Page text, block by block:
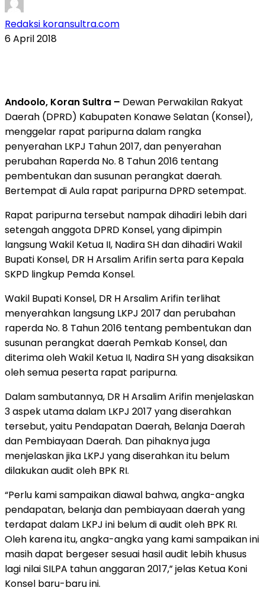
Redaksi koransultra.com
6 April 2018
Andoolo, Koran Sultra – Dewan Perwakilan Rakyat
Daerah (DPRD) Kabupaten Konawe Selatan (Konsel),
menggelar rapat paripurna dalam rangka
penyerahan LKPJ Tahun 2017, dan penyerahan
perubahan Raperda No. 8 Tahun 2016 tentang
pembentukan dan susunan perangkat daerah.
Bertempat di Aula rapat paripurna DPRD setempat.
Rapat paripurna tersebut nampak dihadiri lebih dari
setengah anggota DPRD Konsel, yang dipimpin
langsung Wakil Ketua II, Nadira SH dan dihadiri Wakil
Bupati Konsel, DR H Arsalim Arifin serta para Kepala
SKPD lingkup Pemda Konsel.
Wakil Bupati Konsel, DR H Arsalim Arifin terlihat
menyerahkan langsung LKPJ 2017 dan perubahan
raperda No. 8 Tahun 2016 tentang pembentukan dan
susunan perangkat daerah Pemkab Konsel, dan
diterima oleh Wakil Ketua II, Nadira SH yang disaksikan
oleh semua peserta rapat paripurna.
Dalam sambutannya, DR H Arsalim Arifin menjelaskan
3 aspek utama dalam LKPJ 2017 yang diserahkan
tersebut, yaitu Pendapatan Daerah, Belanja Daerah
dan Pembiayaan Daerah. Dan pihaknya juga
menjelaskan jika LKPJ yang diserahkan itu belum
dilakukan audit oleh BPK RI.
“Perlu kami sampaikan diawal bahwa, angka-angka
pendapatan, belanja dan pembiayaan daerah yang
terdapat dalam LKPJ ini belum di audit oleh BPK RI.
Oleh karena itu, angka-angka yang kami sampaikan ini
masih dapat bergeser sesuai hasil audit lebih khusus
lagi nilai SILPA tahun anggaran 2017,” jelas Ketua Koni
Konsel baru-baru ini.